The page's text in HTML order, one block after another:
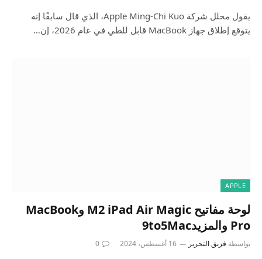
يقول محلل شركة Apple Ming-Chi Kuo، الذي قال سابقًا إنه
يتوقع إطلاق جهاز MacBook قابل للطي في عام 2026، إن…
APPLE
لوحة مفاتيح M2 iPad Air Magic وMacBook
Pro والمزيد9to5Mac
بواسطة فريق التحرير 16 أغسطس، 2024 0